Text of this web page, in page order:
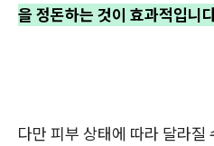
을 정돈하는 것이 효과적입니
다만 피부 상태에 따라 달라질